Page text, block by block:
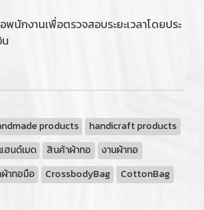
นักงานเพื่อตรวจสอบระยะเวลาโดยประ
products
handicraft products
ฮนด์เมด สินค้าผ้าทอ
งานผ้าทอ
ผ้าทอมือ
CrossbodyBag CottonBag